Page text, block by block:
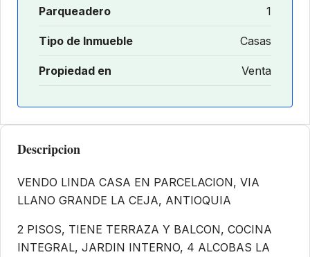
Parqueadero 1
Tipo de Inmueble Casas
Propiedad en Venta
Descripcion
VENDO LINDA CASA EN PARCELACION, VIA
LLANO GRANDE LA CEJA, ANTIOQUIA
2 PISOS, TIENE TERRAZA Y BALCON, COCINA
INTEGRAL, JARDIN INTERNO, 4 ALCOBAS LA